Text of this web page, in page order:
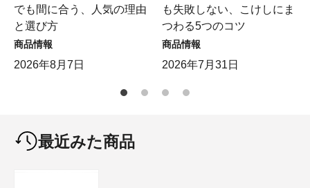
でも間に合う、人気の理由
と選び方
商品情報
2026年8月7日
も失敗しない、こけしにま
つわる5つのコツ
商品情報
2026年7月31日
最近みた商品